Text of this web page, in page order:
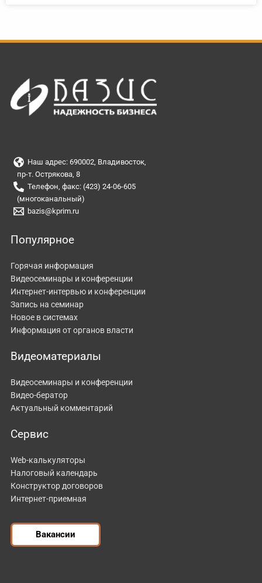
Наш адрес: 690002, Владивосток,
пр-т. Острякова, 8
Телефон, факс: (423) 24-06-605
(многоканальный)
bazis@kprim.ru
Популярное
Горячая информация
Видеосеминары и конференции
Интернет-интервью и конференции
Запись на семинар
Новое в системах
Информация от органов власти
Видеоматериалы
Видеосеминары и конференции
Видео-бератор
Актуальный комментарий
Сервис
Web-калькуляторы
Налоговый календарь
Конструктор договоров
Интернет-приемная
Вакансии